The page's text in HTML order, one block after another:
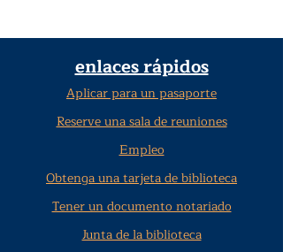
enlaces rápidos
Aplicar para un pasaporte
Reserve una sala de reuniones
Empleo
Obtenga una tarjeta de biblioteca
Tener un documento notariado
Junta de la biblioteca